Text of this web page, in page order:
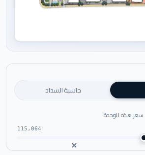
حاسبة السداد
115,064